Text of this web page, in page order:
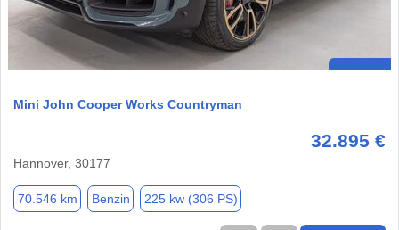
Mini John Cooper Works Countryman
32.895 €
Hannover, 30177
70.546 km Benzin 225 kw (306 PS)